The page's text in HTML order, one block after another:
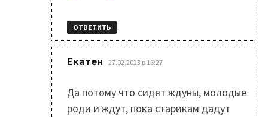
ОТВЕТИТЬ
Екатен 27.02.2023 в 16:27
Да потому что сидят ждуны, молодые
роди и ждут, пока старикам дадут